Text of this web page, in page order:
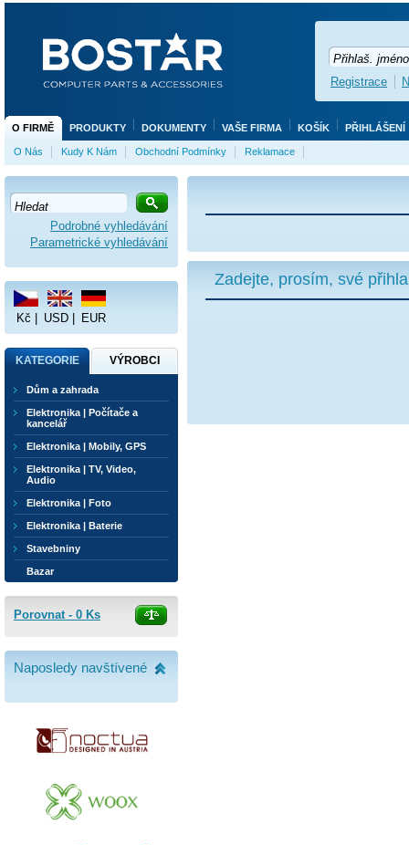
Zadejte, prosím, své
Podrobné vyhledávání
Parametrické vyhledávání
Kč USD EUR
KATEGORIE VÝROBCI
Dům a zahrada
Elektronika | Počítače a
kancelář
Elektronika | Mobily, GPS
Elektronika | TV, Video,
Audio
Elektronika | Foto
Elektronika | Baterie
Stavebniny
Bazar
Porovnat - 0 Ks
Naposledy navštívené
O FIRMĚ PRODUKTY DOKUMENTY VAŠE FIRMA KOŠÍK PŘIHLÁŠENÍ
O Nás Kudy K Nám Obchodní Podmínky Reklamace
Registrace